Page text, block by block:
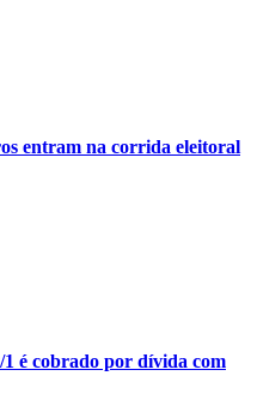
entram na corrida eleitoral
é cobrado por dívida com